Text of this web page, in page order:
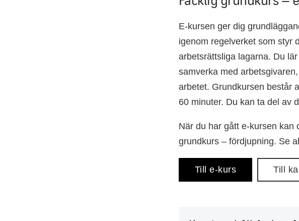
E-kursen ger dig
igenom regelverket som styr
arbetsrättsliga lagarna. Du
samverka med
arbetet. Grundkursen består
60 minuter. Du kan ta del av
När du har gått e-kursen kan
grundkurs – fördjupning. Se
Till e-kurs Till